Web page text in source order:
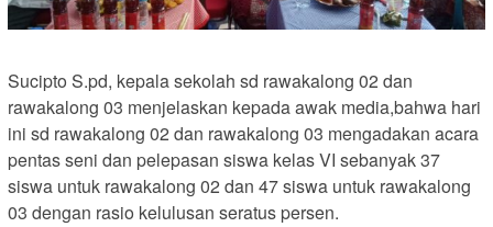
Sucipto S.pd, kepala sekolah sd rawakalong 02 dan
rawakalong 03 menjelaskan kepada awak media,bahwa hari
ini sd rawakalong 02 dan rawakalong 03 mengadakan acara
pentas seni dan pelepasan siswa kelas VI sebanyak 37
siswa untuk rawakalong 02 dan 47 siswa untuk rawakalong
03 dengan rasio kelulusan seratus persen.